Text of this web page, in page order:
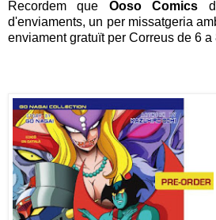
Recordem que Ooso Comics
d'enviaments, un per missatgeria
enviament gratuït per Correus de 6 a